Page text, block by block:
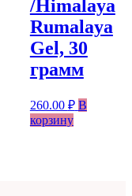
/Himalaya
Rumalaya
Gel, 30
грамм
260.00 ₽ В
корзину